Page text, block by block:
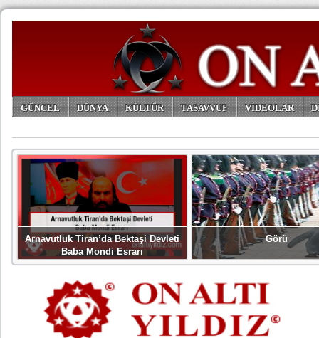
GÜNCEL DÜNYA KÜLTÜR TASAVVUF VİDEOLAR
Arnavutluk Tiran’da Bektaşi Devleti
Baba Mondi Esrarı
Görü